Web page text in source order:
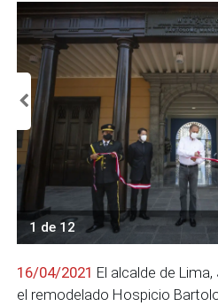
1 de 12
16/04/2021 El alcalde de
el remodelado Hospicio